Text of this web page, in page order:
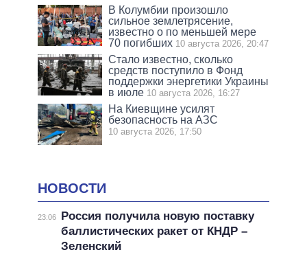
В Колумбии произошло
сильное землетрясение,
известно о по меньшей мере
70 погибших 10 августа 2026, 20:47
Стало известно, сколько
средств поступило в Фонд
поддержки энергетики Украины
в июле 10 августа 2026, 16:27
На Киевщине усилят
безопасность на АЗС
10 августа 2026, 17:50
НОВОСТИ
23:06
Россия получила новую поставку
баллистических ракет от КНДР –
Зеленский